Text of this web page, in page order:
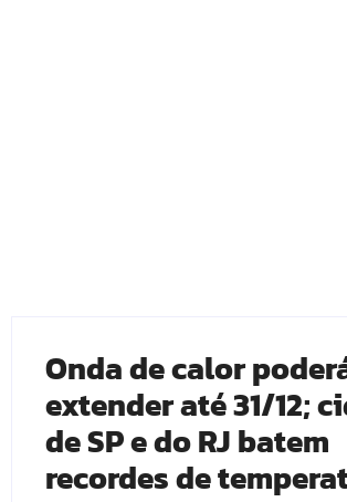
Onda de calor
extender até 31/12;
de SP e do RJ batem
recordes de